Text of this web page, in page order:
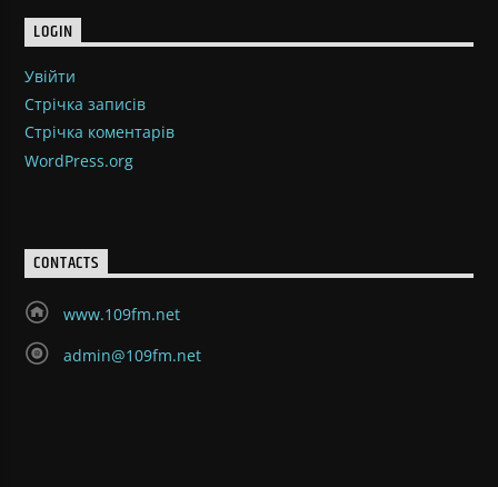
LOGIN
Увійти
Стрічка записів
Стрічка коментарів
WordPress.org
CONTACTS
www.109fm.net
admin@109fm.net